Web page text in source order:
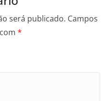
será publicado. Campos
*